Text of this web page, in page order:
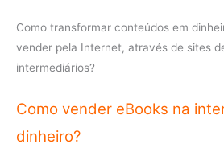
Como transformar conteúdos em
vender pela Internet, através de sites
intermediários?
Como vender eBooks na
dinheiro?